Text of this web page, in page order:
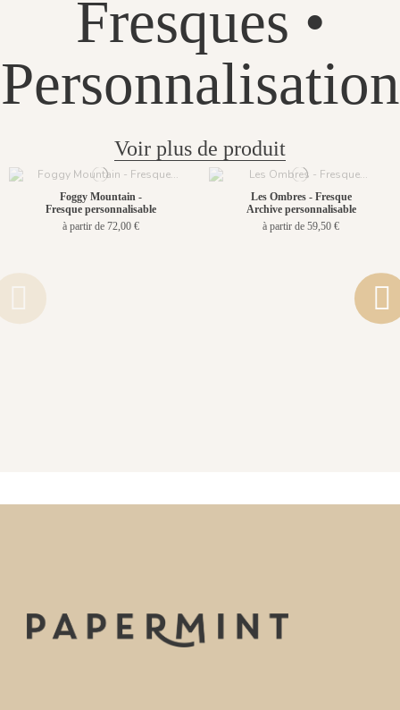
Fresques •
Personnalisation
Voir plus de produit
Foggy Mountain -
Fresque personnalisable
à partir de 72,00 €
Les Ombres - Fresque
Archive personnalisable
à partir de 59,50 €